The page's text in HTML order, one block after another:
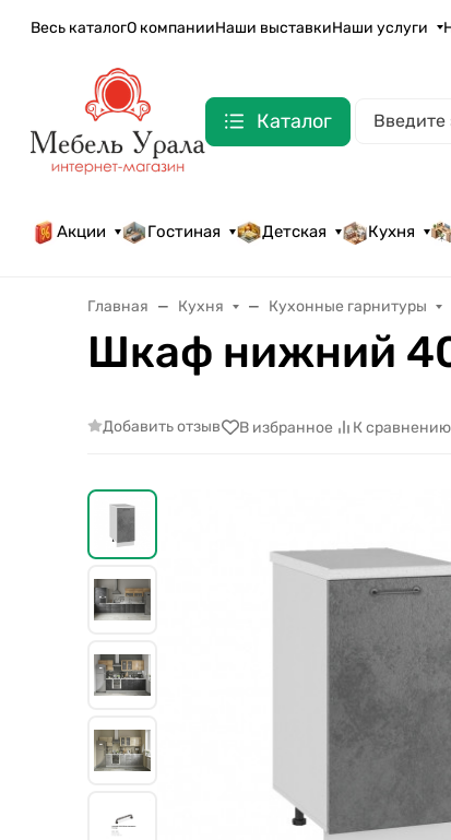
Весь каталогО компанииНаши выставкиНаши услуги
Каталог
Акции Гостиная Детская Кухня
Главная Кухня Кухонные гарнитуры
Шкаф нижний
Добавить отзыв В избранное К сравнению